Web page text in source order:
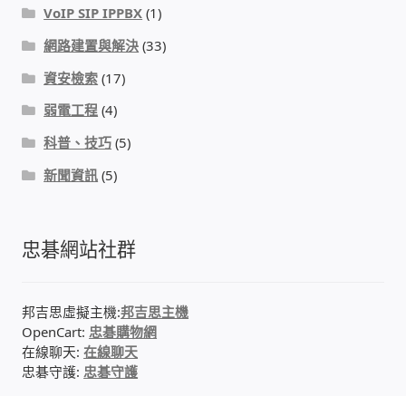
VoIP SIP IPPBX (1)
網路建置與解決 (33)
資安檢索 (17)
弱電工程 (4)
科普、技巧 (5)
新聞資訊 (5)
忠碁網站社群
邦吉思虛擬主機:邦吉思主機
OpenCart:忠碁購物網
在線聊天:在線聊天
忠碁守護:忠碁守護